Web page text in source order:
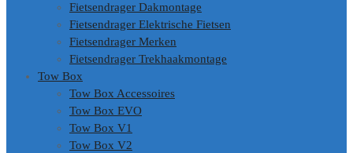
Fietsendrager Dakmontage
Fietsendrager Elektrische Fietsen
Fietsendrager Merken
Fietsendrager Trekhaakmontage
Tow Box
Tow Box Accessoires
Tow Box EVO
Tow Box V1
Tow Box V2